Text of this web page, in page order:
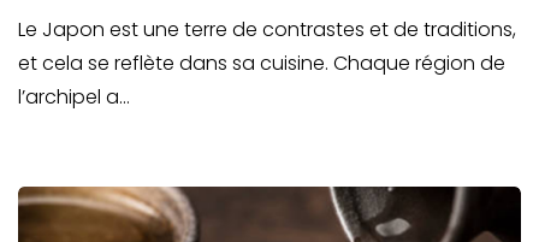
Le Japon est une terre de contrastes et de traditions,
et cela se reflète dans sa cuisine. Chaque région de
l’archipel a…